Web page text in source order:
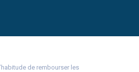
de rembourser les